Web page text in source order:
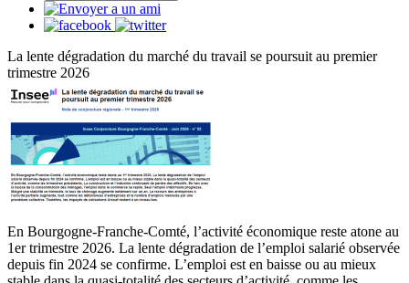
La lente dégradation du marché du travail se poursuit au premier
trimestre 2026
En Bourgogne-Franche-Comté, l’activité économique reste atone au
1er trimestre 2026. La lente dégradation de l’emploi salarié observée
depuis fin 2024 se confirme. L’emploi est en baisse ou au mieux